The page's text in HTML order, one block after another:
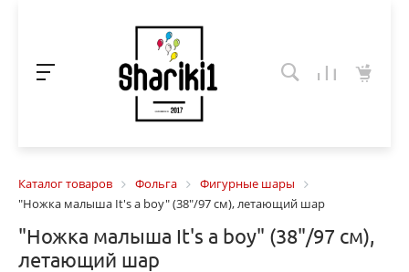
Каталог товаров Фольга
Фигурные шары
"Ножка малыша It's a boy" (38"/97 см), летающий шар
"Ножка малыша It's a boy" (38"/97 см),
летающий шар